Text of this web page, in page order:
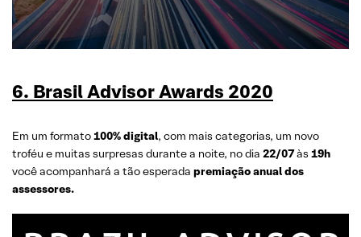
6. Brasil Advisor Awards 2020
Em um formato100% digital, com mais categorias, um novo
troféu e muitas surpresas durante a noite, no dia 22/07às 19h
você acompanhará a tão esperada premiação anual dos
assessores.